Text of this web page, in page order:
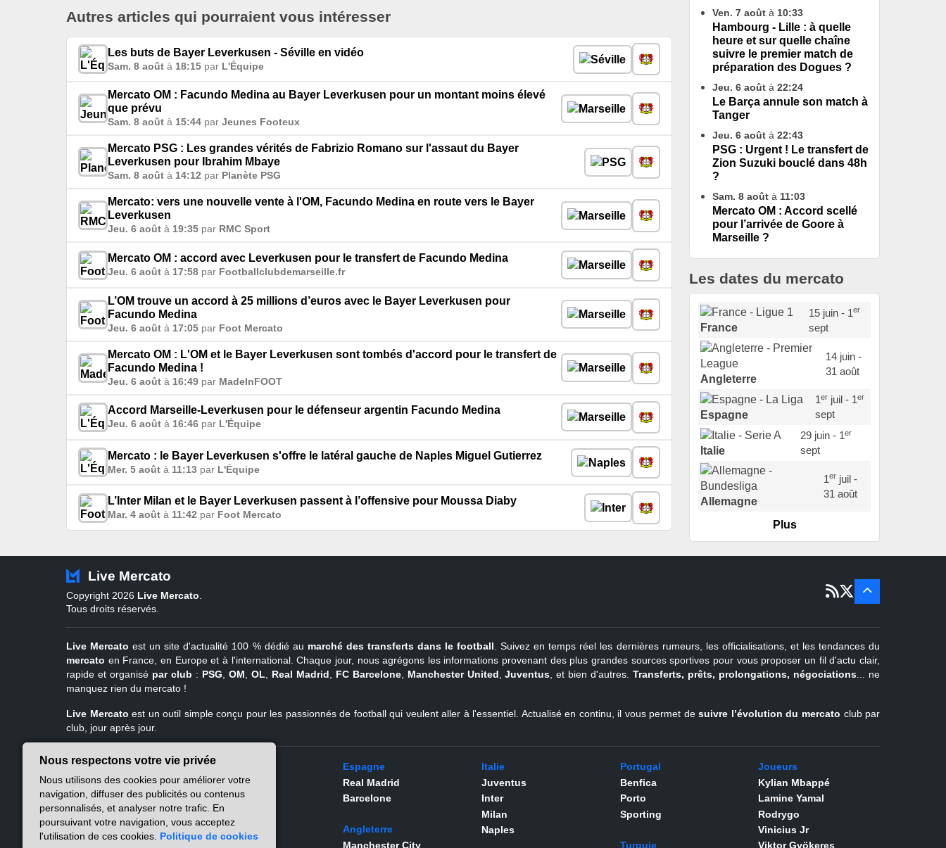
Autres articles qui pourraient vous intéresser
Les buts de Bayer Leverkusen - Séville en vidéo
Sam. 8 août à 18:15 par L'Équipe
Mercato OM : Facundo Medina au Bayer Leverkusen pour un montant moins élevé
que prévu
Sam. 8 août à 15:44 par Jeunes Footeux
Mercato PSG : Les grandes vérités de Fabrizio Romano sur l'assaut du Bayer
Leverkusen pour Ibrahim Mbaye
Sam. 8 août à 14:12 par Planète PSG
Mercato: vers une nouvelle vente à l'OM, Facundo Medina en route vers le Bayer
Leverkusen
Jeu. 6 août à 19:35 par RMC Sport
Mercato OM : accord avec Leverkusen pour le transfert de Facundo Medina
Jeu. 6 août à 17:58 par Footballclubdemarseille.fr
L’OM trouve un accord à 25 millions d’euros avec le Bayer Leverkusen pour
Facundo Medina
Jeu. 6 août à 17:05 par Foot Mercato
Mercato OM : L'OM et le Bayer Leverkusen sont tombés d'accord pour le transfert de
Facundo Medina !
Jeu. 6 août à 16:49 par MadeInFOOT
Accord Marseille-Leverkusen pour le défenseur argentin Facundo Medina
Jeu. 6 août à 16:46 par L'Équipe
Mercato : le Bayer Leverkusen s'offre le latéral gauche de Naples Miguel Gutierrez
Mer. 5 août à 11:13 par L'Équipe
L’Inter Milan et le Bayer Leverkusen passent à l’offensive pour Moussa Diaby
Mar. 4 août à 11:42 par Foot Mercato
Ven. 7 août à 10:33
Hambourg - Lille : à quelle
heure et sur quelle chaîne
suivre le premier match de
préparation des Dogues ?
Jeu. 6 août à 22:24
Le Barça annule son match à
Tanger
Jeu. 6 août à 22:43
PSG : Urgent ! Le transfert de
Zion Suzuki bouclé dans 48h
?
Sam. 8 août à 11:03
Mercato OM : Accord scellé
pour l’arrivée de Goore à
Marseille ?
Les dates du mercato
France
15 juin - 1er
sept
Angleterre
14 juin -
31 août
Espagne
1erjuil - 1er
sept
Italie
29 juin - 1er
sept
Allemagne
1erjuil -
31 août
15 sept
sept
Turquie
sept
Belgique
1erjuil -
31 août
Plus
Live Mercato
Copyright 2026 Live Mercato
Tous droits réservés.
Live Mercato est un site d'actualité 100 % dédié au marché des transferts dans le football . Suivez en temps réel les dernières rumeurs, les officialisations, et les tendances du
mercato en France, en Europe et à l'international. Chaque jour, nous agrégons les informations provenant des plus grandes sources sportives pour vous proposer un fil d'actu clair,
rapide et organisé par club : PSG OM OL Real Madrid FC Barcelone, Manchester United ,Juventus , et bien d'autres.Transferts, prêts, prolongations, négociations ... ne
manquez rien du mercato !
Live Mercato est un outil simple conçu pour les passionnés de football qui veulent aller à l'essentiel. Actualisé en continu, il vous permet desuivre l’évolution du mercato club par
club, jour après jour.
Live Mercato
A propos
Nous contacter
Mentions légales
Ligue 1
PSG
Marseille
Lyon
Lille
Espagne
Real Madrid
Barcelone
Angleterre
Manchester City
Italie
Juventus
Inter
Milan
Naples
Portugal
Benfica
Porto
Sporting
Turquie
Joueurs
Kylian Mbappé
Lamine Yamal
Rodrygo
Vinicius Jr
Viktor Gyökeres
Nous respectons votre vie privée
Nous utilisons des cookies pour améliorer votre
navigation, diffuser des publicités ou contenus
personnalisés, et analyser notre trafic. En
poursuivant votre navigation, vous acceptez
l'utilisation de ces cookies. Politique de cookies